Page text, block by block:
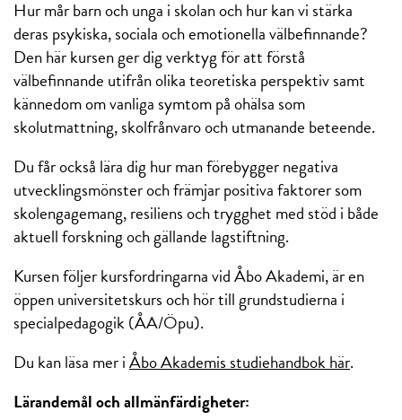
Hur mår barn och unga i skolan och hur kan vi stärka
deras psykiska, sociala och emotionella välbefinnande?
Den här kursen ger dig verktyg för att förstå
välbefinnande utifrån olika teoretiska perspektiv samt
kännedom om vanliga symtom på ohälsa som
skolutmattning, skolfrånvaro och utmanande beteende.
Du får också lära dig hur man förebygger negativa
utvecklingsmönster och främjar positiva faktorer som
skolengagemang, resiliens och trygghet med stöd i både
aktuell forskning och gällande lagstiftning.
Kursen följer kursfordringarna vid Åbo Akademi, är en
öppen universitetskurs och hör till grundstudierna i
specialpedagogik (ÅA/Öpu).
Du kan läsa mer iÅbo Akademis studiehandbok här.
Lärandemål och allmänfärdigheter: